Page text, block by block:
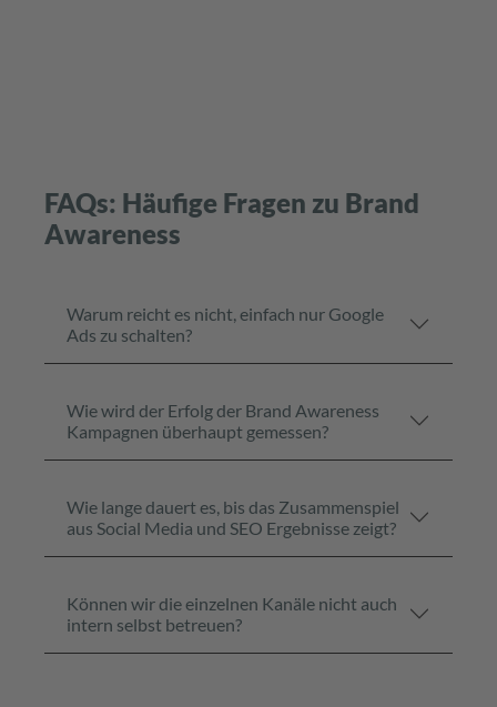
FAQs: Häufige Fragen zu Brand
Awareness
Warum reicht es nicht, einfach nur Google
Ads zu schalten?
Wie wird der Erfolg der Brand Awareness
Kampagnen überhaupt gemessen?
Wie lange dauert es, bis das Zusammenspiel
aus Social Media und SEO Ergebnisse zeigt?
Können wir die einzelnen Kanäle nicht auch
intern selbst betreuen?